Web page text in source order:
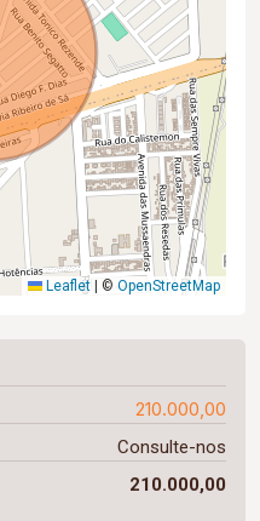
Leaflet | © OpenStreetMap
210.000,00
Consulte-nos
210.000,00